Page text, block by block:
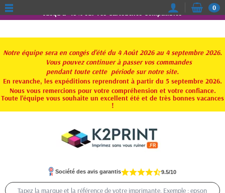
Jusqu'à -15% sur vos Cartouches Compatibles
Notre équipe sera en congés d'été du 4 Août 2026 au 4 septembre 2026.
Vous pouvez continuer à passer vos commandes
pendant toute cette période sur notre site.
En revanche, les expéditions reprendront à partir du 5 septembre 2026.
Nous vous remercions pour votre compréhension et votre confiance.
Toute l'équipe vous souhaite un excellent été et de très bonnes vacances
!
0
Société des avis garantis 9.5/10